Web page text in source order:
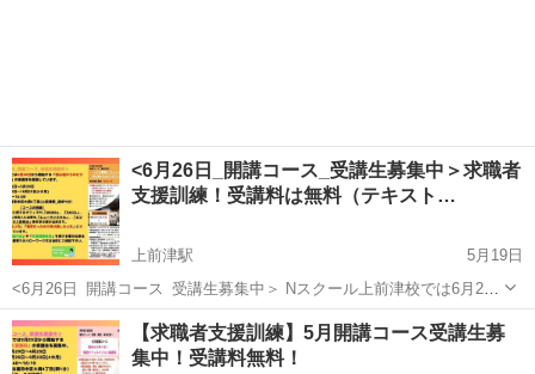
<6月26日_開講コース_受講生募集中＞求職者
支援訓練！受講料は無料（テキスト…
上前津駅
5月19日
<6月26日_開講コース_受講生募集中＞ Nスクール上前津校では6月26
日から開始する「初心者からのビジネスパソコン基礎科」の受講生を
募集しています。 ・申込期間：4月26日～5月29日 ・訓練期間：6月26
日～10月...
愛知 名古屋市 上前津駅 Windows総合 求職者支援訓練
【求職者支援訓練】5月開講コース受講生募
集中！受講料無料！